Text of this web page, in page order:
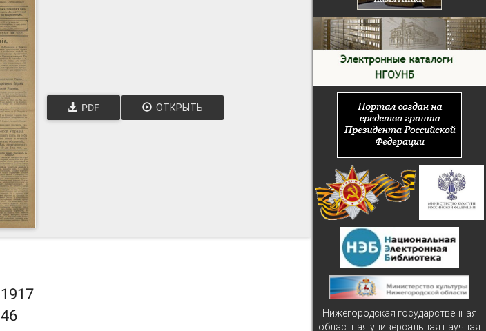
PDF ОТКРЫТЬ
1917
46
Нижегородская государственная
областная универсальная научная